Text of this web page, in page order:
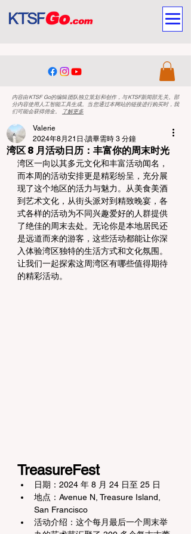
内容由KTSF Go的编辑团队独立策划和创作，与KTSF新闻部无关。部
分内容使用人工智能工具生成。当您通过本网站的链接进行购买时，我
们可能会获得佣金。
了解更多
湾区 8 月活动日历：丰富你的周末时光
Valerie
2024年8月21日 讀畢需時 3 分鐘
湾区一向以其多元文化和丰富活动闻名，
而本周的活动安排更是精彩纷呈，充分展
现了这个地区的活力与魅力。从美食美酒
到艺术文化，从街头派对到精致晚宴，各
式各样的活动为不同兴趣爱好的人群提供
了绝佳的周末去处。无论你是本地居民还
是远道而来的游客，这些活动都能让你深
入体验湾区独特的生活方式和文化氛围。
让我们一起探索这周湾区有哪些值得期待
的精彩活动。
TreasureFest
日期：2024 年 8 月 24 日至 25 日
地点：Avenue N, Treasure Island,
San Francisco
活动介绍：这个每月最后一个周末举